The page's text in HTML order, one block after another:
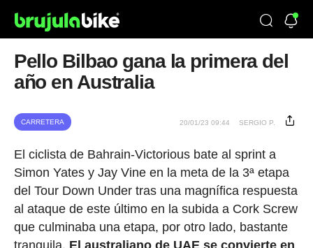
Pello Bilbao gana la primera del
año en Australia
CARRETERA 20/01/23 09:44 SERGIO P.
El ciclista de Bahrain-Victorious bate al sprint a
Simon Yates y Jay Vine en la meta de la 3ª etapa
del Tour Down Under tras una magnífica respuesta
al ataque de este último en la subida a Cork Screw
que culminaba una etapa, por otro lado, bastante
tranquila. El australiano de UAE se convierte en